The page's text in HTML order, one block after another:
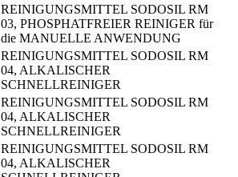
REINIGUNGSMITTEL SODOSIL RM
03, PHOSPHATFREIER REINIGER für
die MANUELLE ANWENDUNG
REINIGUNGSMITTEL SODOSIL RM
04, ALKALISCHER
SCHNELLREINIGER
REINIGUNGSMITTEL SODOSIL RM
04, ALKALISCHER
SCHNELLREINIGER
REINIGUNGSMITTEL SODOSIL RM
04, ALKALISCHER